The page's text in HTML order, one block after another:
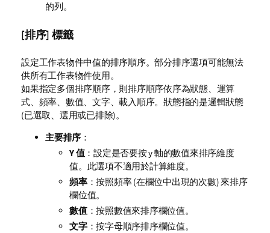
的列。
[排序] 標籤
設定工作表物件中值的排序順序。部分排序選項可能無法
供所有工作表物件使用。
如果指定多個排序順序，則排序順序依序為狀態、運算
式、頻率、數值、文字、載入順序。 狀態指的是邏輯狀態
(已選取、選用或已排除)。
主要排序 ：
Y 值：設定是否要按 y 軸的數值來排序維度
值。此選項不適用於計算維度。
頻率：按照頻率 (在欄位中出現的次數) 來排序
欄位值。
數值：按照數值來排序欄位值。
文字：按字母順序排序欄位值。